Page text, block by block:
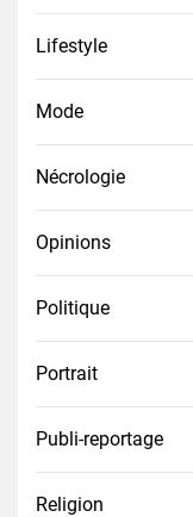
Lifestyle
Mode
Nécrologie
Opinions
Politique
Portrait
Publi-reportage
Religion